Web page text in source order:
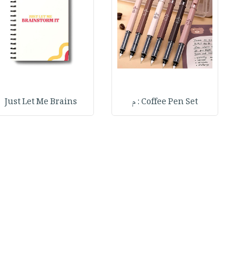
Coffee Pen Set : م Just Let Me Brains